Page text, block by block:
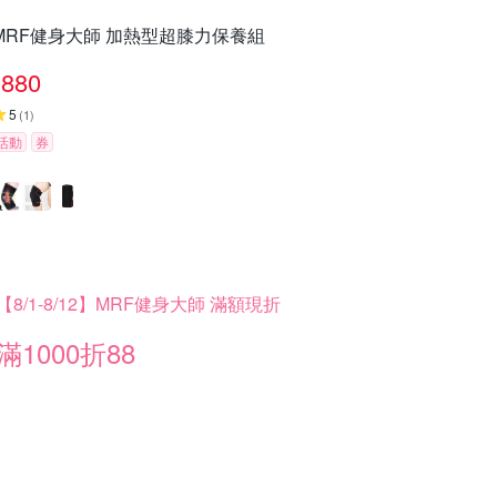
健身大師 加熱型超膝力保養組
880
5 (1)
動 券
8/1-8/12】MRF健身大師 滿額現折
1000折88